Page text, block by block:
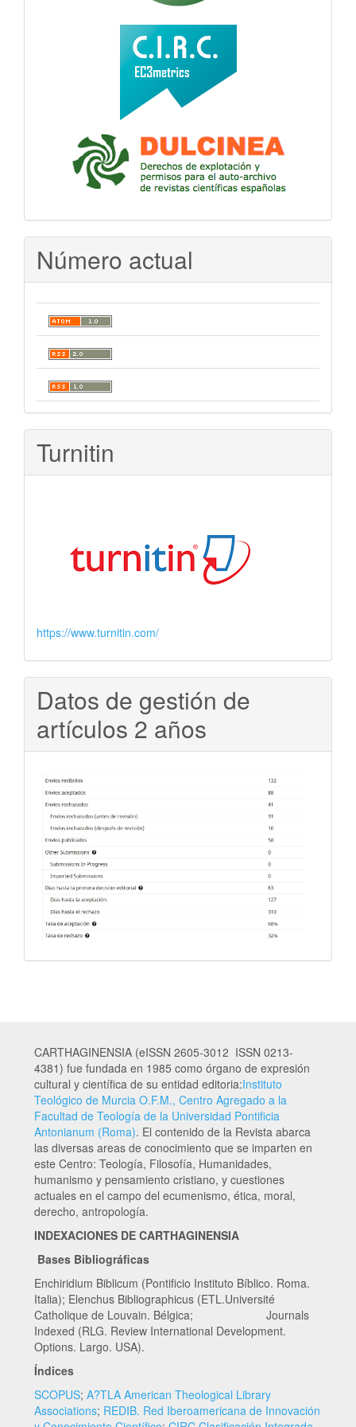
Número actual
Turnitin
https://www.turnitin.com/
Datos de gestión de
artículos 2 años
CARTHAGINENSIA (eISSN 2605-3012 ISSN 0213-
4381) fue fundada en 1985 como órgano de expresión
cultural y científica de su entidad editoria:Instituto
Teológico de Murcia O.F.M., Centro Agregado a la
Facultad de Teología de la Universidad Pontificia
Antonianum (Roma). El contenido de la Revista abarca
las diversas areas de conocimiento que se imparten en
este Centro: Teología, Filosofía, Humanidades,
humanismo y pensamiento cristiano, y cuestiones
actuales en el campo del ecumenismo, ética, moral,
derecho, antropología.
INDEXACIONES DE CARTHAGINENSIA
Bases Bibliográficas
Enchiridium Biblicum (Pontificio Instituto Bíblico. Roma.
Italia); Elenchus Bibliographicus (ETL.Université
Catholique de Louvain. Bélgica; Journals
Indexed (RLG. Review International Development.
Options. Largo. USA).
Índices
SCOPUS; A?TLA American Theological Library
Associations; REDIB. Red Iberoamericana de Innovación